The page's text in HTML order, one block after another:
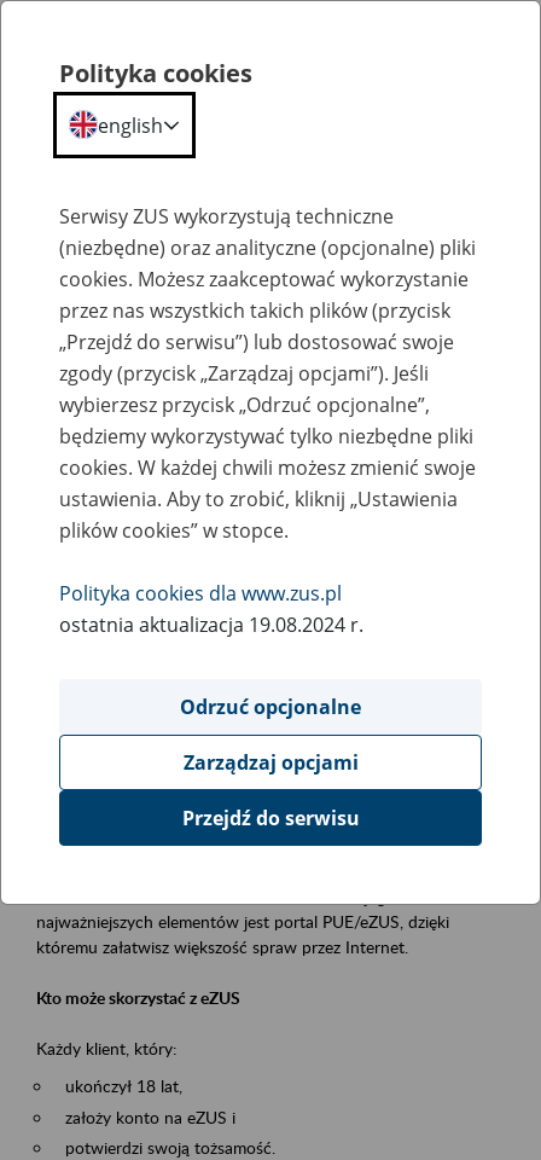
Szkolenia
Zaproś ZUS do siebie - zakładanie profili
eZUS w siedzibie Twojej firmy
Rodzaj wydarzenia
Szkolenia
obsługa klientów
Event description
Platforma Usług Elektronicznych ZUS eZUS
najważniejszych elementów jest portal PUE/eZUS, dzięki
któremu załatwisz większość spraw przez Internet.
Kto może skorzystać z eZUS
Każdy klient, który:
ukończył 18 lat,
założy konto na eZUS i
potwierdzi swoją tożsamość.
Polityka cookies
english
Serwisy ZUS wykorzystują techniczne
(niezbędne) oraz analityczne (opcjonalne) pliki
cookies. Możesz zaakceptować wykorzystanie
przez nas wszystkich takich plików (przycisk
„Przejdź do serwisu”) lub dostosować swoje
zgody (przycisk „Zarządzaj opcjami”). Jeśli
wybierzesz przycisk „Odrzuć opcjonalne”,
będziemy wykorzystywać tylko niezbędne pliki
cookies. W każdej chwili możesz zmienić swoje
ustawienia. Aby to zrobić, kliknij „Ustawienia
plików cookies” w stopce.
Polityka cookies dla www.zus.pl
ostatnia aktualizacja 19.08.2024 r.
Odrzuć opcjonalne
Zarządzaj opcjami
Przejdź do serwisu